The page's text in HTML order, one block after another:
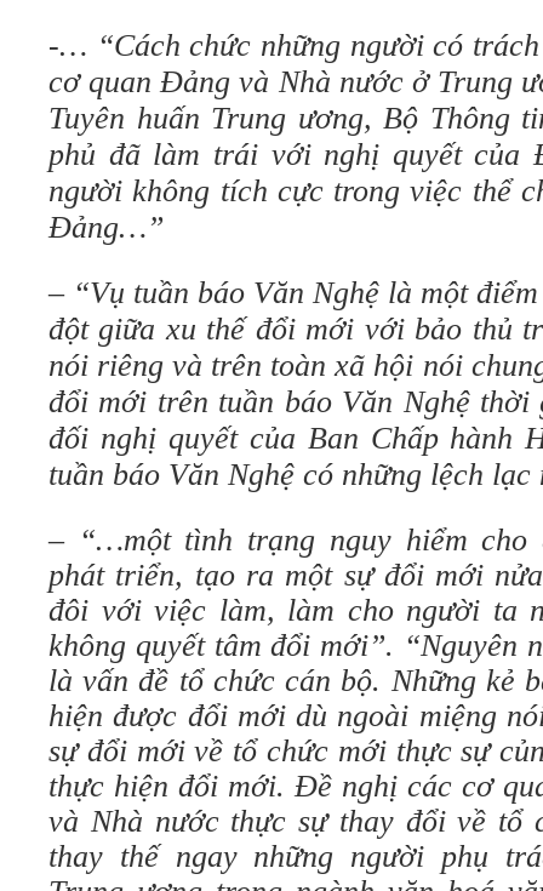
-… “Cách chức những người có
cơ quan Đảng và Nhà nước ở Trung
Tuyên huấn Trung ương, Bộ Thông
phủ đã làm trái với nghị quyết của
người không tích cực trong việc thể
Đảng…”
– “Vụ tuần báo Văn Nghệ là một
đột giữa xu thế đổi mới với bảo thủ
nói riêng và trên toàn xã hội nói
đổi mới trên tuần báo Văn Nghệ thời
đối nghị quyết của Ban Chấp hành
tuần báo Văn Nghệ có những lệch
– “…một tình trạng nguy hiểm
phát triển, tạo ra một sự đổi mới
đôi với việc làm, làm cho người ta
không quyết tâm đổi mới”. “Nguyên
là vấn đề tổ chức cán bộ. Những kẻ
hiện được đổi mới dù ngoài miệng
sự đổi mới về tổ chức mới thực sự
thực hiện đổi mới. Đề nghị các cơ
và Nhà nước thực sự thay đổi về tổ
thay thế ngay những người phụ